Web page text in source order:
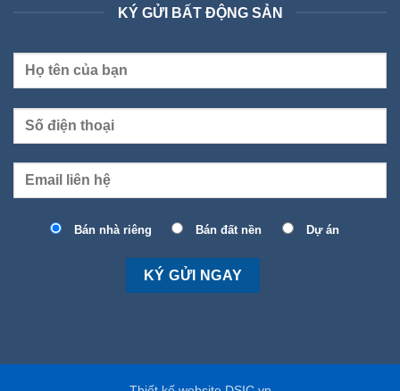
KÝ GỬI BẤT ĐỘNG SẢN
Bán nhà riêng Bán đất nền Dự án